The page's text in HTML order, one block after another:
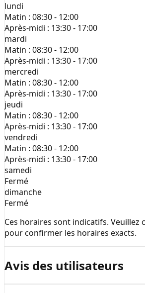
lundi
Matin : 08:30 - 12:00
Après-midi : 13:30 - 17:00
mardi
Matin : 08:30 - 12:00
Après-midi : 13:30 - 17:00
mercredi
Matin : 08:30 - 12:00
Après-midi : 13:30 - 17:00
jeudi
Matin : 08:30 - 12:00
Après-midi : 13:30 - 17:00
vendredi
Matin : 08:30 - 12:00
Après-midi : 13:30 - 17:00
samedi
Fermé
dimanche
Fermé
Ces horaires sont indicatifs. Veuillez
pour confirmer les horaires exacts.
Avis des utilisateurs